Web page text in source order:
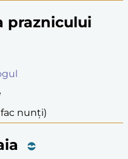
praznicului
nunți)